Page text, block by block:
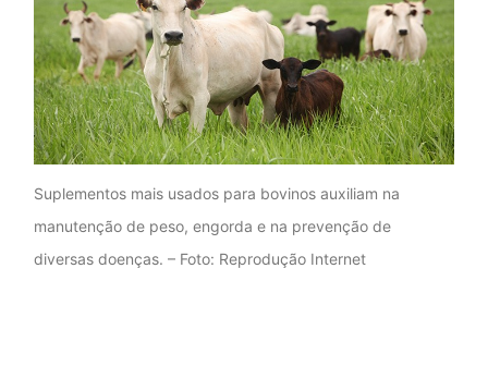
Suplementos mais usados para bovinos auxiliam na
manutenção de peso, engorda e na prevenção de
diversas doenças. – Foto: Reprodução Internet